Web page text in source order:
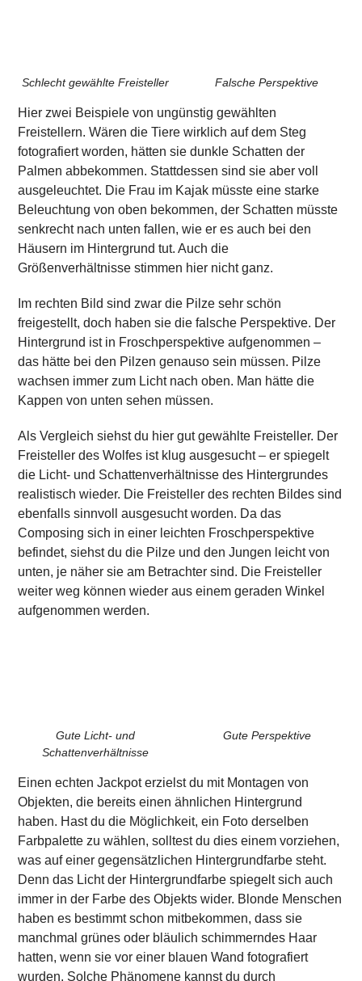
Schlecht gewählte Freisteller Falsche Perspektive
Hier zwei Beispiele von ungünstig gewählten
Freistellern. Wären die Tiere wirklich auf dem Steg
fotografiert worden, hätten sie dunkle Schatten der
Palmen abbekommen. Stattdessen sind sie aber voll
ausgeleuchtet. Die Frau im Kajak müsste eine starke
Beleuchtung von oben bekommen, der Schatten müsste
senkrecht nach unten fallen, wie er es auch bei den
Häusern im Hintergrund tut. Auch die
Größenverhältnisse stimmen hier nicht ganz.
Im rechten Bild sind zwar die Pilze sehr schön
freigestellt, doch haben sie die falsche Perspektive. Der
Hintergrund ist in Froschperspektive aufgenommen –
das hätte bei den Pilzen genauso sein müssen. Pilze
wachsen immer zum Licht nach oben. Man hätte die
Kappen von unten sehen müssen.
Als Vergleich siehst du hier gut gewählte Freisteller. Der
Freisteller des Wolfes ist klug ausgesucht – er spiegelt
die Licht- und Schattenverhältnisse des Hintergrundes
realistisch wieder. Die Freisteller des rechten Bildes sind
ebenfalls sinnvoll ausgesucht worden. Da das
Composing sich in einer leichten Froschperspektive
befindet, siehst du die Pilze und den Jungen leicht von
unten, je näher sie am Betrachter sind. Die Freisteller
weiter weg können wieder aus einem geraden Winkel
aufgenommen werden.
Gute Licht- und
Schattenverhältnisse
Gute Perspektive
Einen echten Jackpot erzielst du mit Montagen von
Objekten, die bereits einen ähnlichen Hintergrund
haben. Hast du die Möglichkeit, ein Foto derselben
Farbpalette zu wählen, solltest du dies einem vorziehen,
was auf einer gegensätzlichen Hintergrundfarbe steht.
Denn das Licht der Hintergrundfarbe spiegelt sich auch
immer in der Farbe des Objekts wider. Blonde Menschen
haben es bestimmt schon mitbekommen, dass sie
manchmal grünes oder bläulich schimmerndes Haar
hatten, wenn sie vor einer blauen Wand fotografiert
wurden. Solche Phänomene kannst du durch